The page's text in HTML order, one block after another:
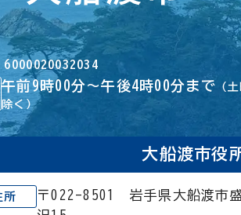
6000020032034
午前9時00分～午後4時00分まで （
除く）
大船渡市役
所
〒022-8501 岩手県大船渡市